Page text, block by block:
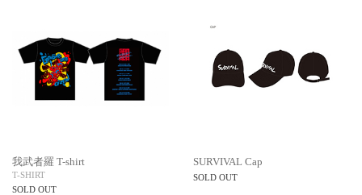
我武者羅 T-shirt
T-SHIRT
SOLD OUT
SURVIVAL Cap
SOLD OUT